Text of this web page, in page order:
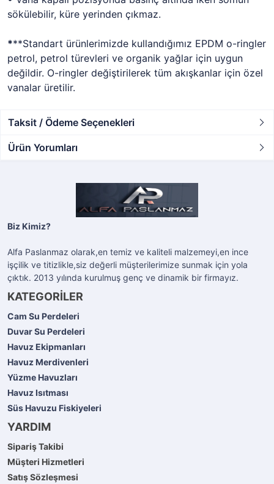
sökülebilir, küre yerinden çıkmaz.
***Standart ürünlerimizde kullandığımız EPDM o-ringler
petrol, petrol türevleri ve organik yağlar için uygun
değildir. O-ringler değiştirilerek tüm akışkanlar için özel
vanalar üretilir.
Taksit / Ödeme Seçenekleri
Ürün Yorumları
Biz Kimiz?
Alfa Paslanmaz olarak,en temiz ve kaliteli malzemeyi,en ince
işçilik ve titizlikle,siz değerli müşterilerimize sunmak için yola
çıktık. 2013 yılında kurulmuş genç ve dinamik bir firmayız.
KATEGORİLER
Cam Su Perdeleri
Duvar Su Perdeleri
Havuz Ekipmanları
Havuz Merdivenleri
Yüzme Havuzları
Havuz Isıtması
Süs Havuzu Fiskiyeleri
YARDIM
Sipariş Takibi
Müşteri Hizmetleri
Satış Sözleşmesi